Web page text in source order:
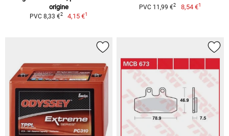
origine
PVC 8,33 €2 4,15 €1
PVC 11,99 €2 8,54 €1